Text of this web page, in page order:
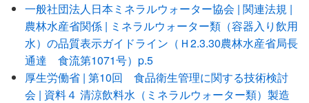
一般社団法人日本ミネラルウォーター協会 | 関連法規 |
農林水産省関係 | ミネラルウォーター類（容器入り飲用
水）の品質表示ガイドライン（Ｈ2.3.30農林水産省局長
通達 食流第1071号）p.5
厚生労働省 | 第10回 食品衛生管理に関する技術検討
会 | 資料４ 清涼飲料水（ミネラルウォーター類）製造